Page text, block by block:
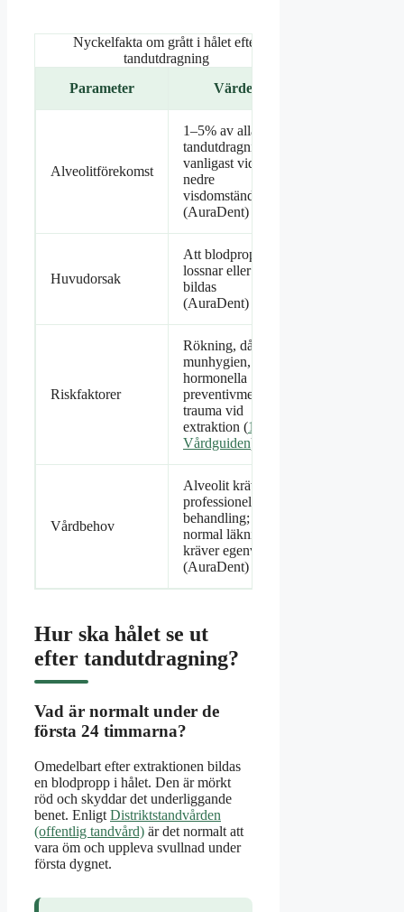
Nyckelfakta om grått i hålet efter
tandutdragning
Parameter
Värde
Alveolitförekomst
1–5% av alla
tandutdragningar,
vanligast vid
nedre
visdomständer
(AuraDent)
Huvudorsak
Att blodproppen
lossnar eller inte
bildas
(AuraDent)
Riskfaktorer
Rökning, dålig
munhygien,
hormonella
preventivmedel,
trauma vid
extraktion (1177
Vårdguiden)
Vårdbehov
Alveolit kräver
professionell
behandling;
normal läkning
kräver egenvård
(AuraDent)
Hur ska hålet se ut
efter tandutdragning?
Vad är normalt under de
första 24 timmarna?
Omedelbart efter extraktionen bildas
en blodpropp i hålet. Den är mörkt
röd och skyddar det underliggande
benet. Enligt Distriktstandvården
(offentlig tandvård) är det normalt att
vara öm och uppleva svullnad under
första dygnet.